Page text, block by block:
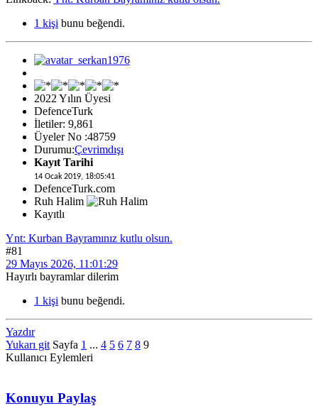
1 kişi bunu beğendi.
2022 Yılın Üyesi
DefenceTurk
İletiler: 9,861
Üyeler No :48759
Durumu:Çevrimdışı
Kayıt Tarihi
14 Ocak 2019, 18:05:41
DefenceTurk.com
Ruh Halim
Kayıtlı
Ynt: Kurban Bayramınız kutlu olsun.
#81
29 Mayıs 2026, 11:01:29
Hayırlı bayramlar dilerim
1 kişi bunu beğendi.
Yazdır
Yukarı git Sayfa 1 ... 4 5 6 7 8 9
Kullanıcı Eylemleri
Konuyu Paylaş